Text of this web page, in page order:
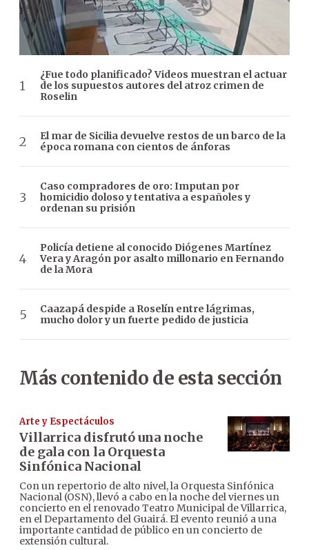
¿Fue todo planificado? Videos muestran el actuar
de los supuestos autores del atroz crimen de
Roselin
El mar de Sicilia devuelve restos de un barco de la
época romana con cientos de ánforas
Caso compradores de oro: Imputan por
homicidio doloso y tentativa a españoles y
ordenan su prisión
Policía detiene al conocido Diógenes Martínez
Vera y Aragón por asalto millonario en Fernando
de la Mora
Caazapá despide a Roselín entre lágrimas,
mucho dolor y un fuerte pedido de justicia
Más contenido de esta sección
Arte y Espectáculos
Villarrica disfrutó una noche
de gala con la Orquesta
Sinfónica Nacional
Con un repertorio de alto nivel, la Orquesta Sinfónica
Nacional (OSN), llevó a cabo en la noche del viernes un
concierto en el renovado Teatro Municipal de Villarrica,
en el Departamento del Guairá. El evento reunió a una
importante cantidad de público en un concierto de
extensión cultural.